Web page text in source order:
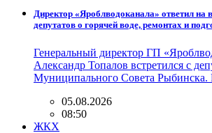
Директор «Яроблводоканала» ответил на
депутатов о горячей воде, ремонтах и
Генеральный директор ГП
Александр Топалов встретился с
Муниципального Совета Рыбинска.
05.08.2026
08:50
ЖКХ